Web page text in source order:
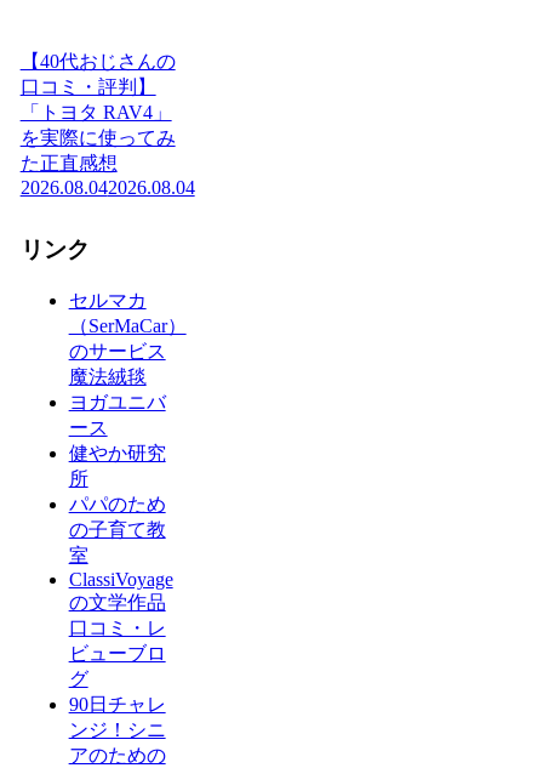
【40代おじさんの
口コミ・評判】
「トヨタ RAV4」
を実際に使ってみ
た正直感想
2026.08.042026.08.04
リンク
セルマカ
（SerMaCar）
のサービス
魔法絨毯
ヨガユニバ
ース
健やか研究
所
パパのため
の子育て教
室
ClassiVoyage
の文学作品
口コミ・レ
ビューブロ
グ
90日チャレ
ンジ！シニ
アのための